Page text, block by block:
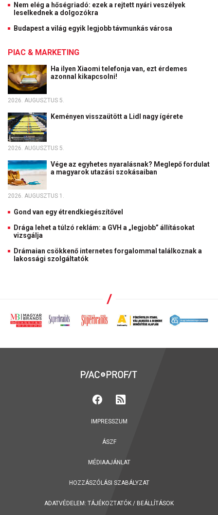
Nem elég a hőségriadó: ezek a rejtett nyári veszélyek
leselkednek a dolgozókra
Budapest a világ egyik legjobb távmunkás városa
PIAC & MARKETING
Ha ilyen Xiaomi telefonja van, ezt érdemes
azonnal kikapcsolni!
2026. AUGUSZTUS 5.
Keményen visszaütött a Lidl nagy ígérete
2026. AUGUSZTUS 5.
Vége az egyhetes nyaralásnak? Meglepő fordulat
a magyarok utazási szokásaiban
2026. AUGUSZTUS 1.
Gond van egy étrendkiegészítővel
Drága lehet a túlzó reklám: a GVH a „legjobb” állításokat
vizsgálja
Drámaian csökkenő internetes forgalommal találkoznak a
lakossági szolgáltatók
IMPRESSZUM
ÁSZF
MÉDIAAJÁNLAT
HOZZÁSZÓLÁSI SZABÁLYZAT
ADATVÉDELEM: TÁJÉKOZTATÓK / BEÁLLÍTÁSOK